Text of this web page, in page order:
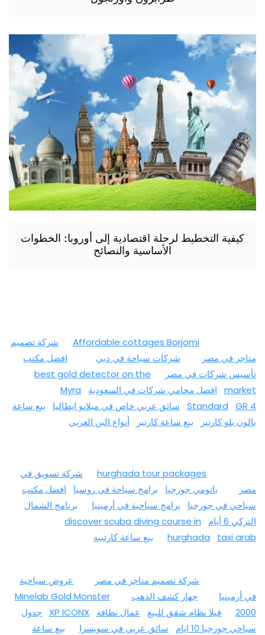
كيفية التخطيط لرحلة اقتصادية إلى أوروبا: الخطوات
الأساسية والنصائح
Affordable cottages Borjomi
شركة تصميم
متاجر في مصر
شركات سياحة في دبي
افضل مكتب
تأسيس شركات في مصر
best gold detector on the
market
افضل محامي شركات في السعودية
Myra
Standard
GR 4 سائق عربي خاص في ميلانو ايطاليا
بيع ساعة
بالون بلو كارتير
بيع ساعة كارتير أنواع البن العربي
hurghada tour packages
شركة تسويق في
مصر
باتومي جورجيا برامج سياحة في روسيا
افضل مكتب
سياحي في جورجيا
برامج سياحية في أرمينيا
برنامج الشمال
التركي 6 أيام
discover scuba diving course in
hurghada
taxi arab بيع ساعة كارتييه
شركة تصميم متاجر في مصر
عروض سياحية
في أرمينيا
جهاز كشف الذهب
Minelab Gold Monster
2000
فيلا نظام شقق للبيع عمال نظافة XP ICONX
جدول
سياحي جورجيا 10 ايام
سائق عربي في سويسرا بيع ساعة